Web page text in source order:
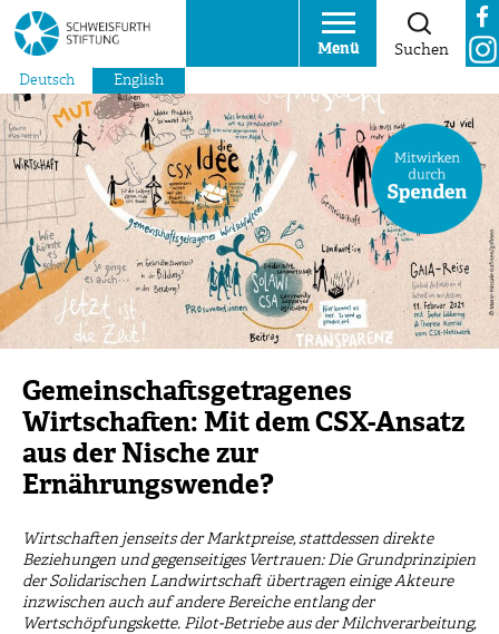
Menü Suchen
Deutsch English
Gemeinschaftsgetragenes
Wirtschaften: Mit dem CSX-Ansatz
aus der Nische zur
Ernährungswende?
Wirtschaften jenseits der Marktpreise, stattdessen direkte
Beziehungen und gegenseitiges Vertrauen: Die Grundprinzipien
der Solidarischen Landwirtschaft übertragen einige Akteure
inzwischen auch auf andere Bereiche entlang der
Wertschöpfungskette. Pilot-Betriebe aus der Milchverarbeitung,